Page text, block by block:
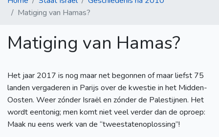
Matiging van Hamas?
Matiging van Hamas?
Het jaar 2017 is nog maar net begonnen of maar liefst 75
landen vergaderen in Parijs over de kwestie in het Midden-
Oosten. Weer zónder Israël en zónder de Palestijnen. Het
wordt eentonig; men komt niet veel verder dan de oproep:
Maak nu eens werk van de “tweestatenoplossing”!